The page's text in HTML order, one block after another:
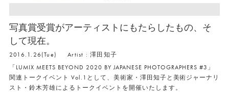
写真賞受賞がアーティストにもたらしたもの、そ
して現在。
2016.1.26(Tue)
Artist : 澤田知子
「LUMIX MEETS BEYOND 2020 BY JAPANESE PHOTOGRAPHERS #3」
関連トークイベント Vol.1として、美術家・澤田知子と美術ジャーナリ
スト・鈴木芳雄によるトークイベントを開催いたします。